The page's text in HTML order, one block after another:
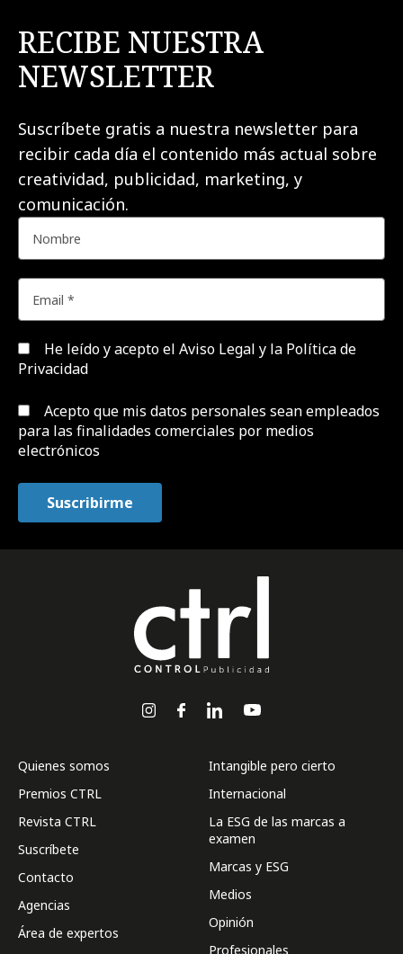
RECIBE NUESTRA
NEWSLETTER
Suscríbete gratis a nuestra newsletter para
recibir cada día el contenido más actual sobre
creatividad, publicidad, marketing, y
comunicación.
He leído y acepto el Aviso Legal y la Política de
Privacidad
Acepto que mis datos personales sean empleados
para las finalidades comerciales por medios
electrónicos
Quienes somos
Premios CTRL
Revista CTRL
Suscríbete
Contacto
Agencias
Área de expertos
Intangible pero cierto
Internacional
La ESG de las marcas a
examen
Marcas y ESG
Medios
Opinión
Profesionales